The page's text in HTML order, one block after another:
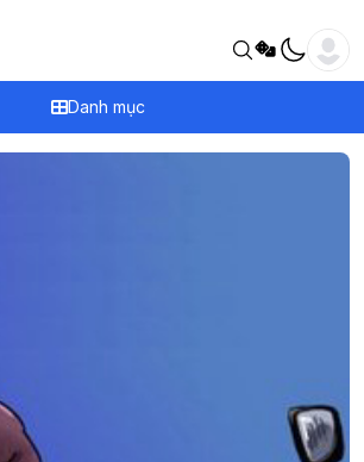
Danh mục